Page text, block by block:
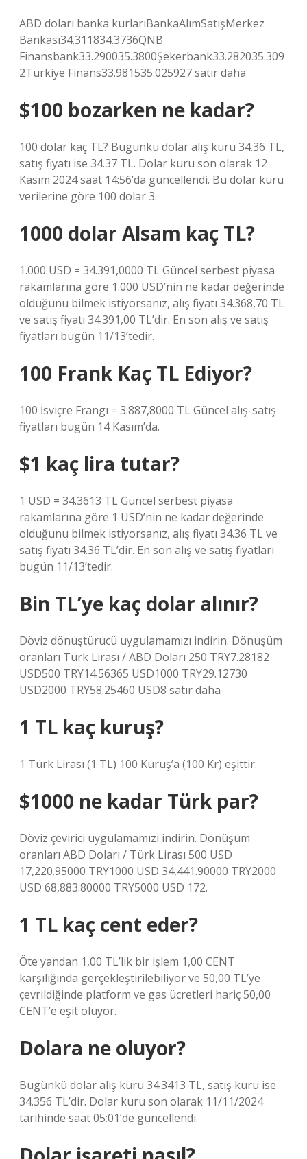
ABD doları banka kurlarıBankaAlımSatışMerkez
Bankası34.311834.3736QNB
Finansbank33.290035.3800Şekerbank33.282035.309
2Türkiye Finans33.981535.025927 satır daha
$100 bozarken ne kadar?
100 dolar kaç TL? Bugünkü dolar alış kuru 34.36 TL,
satış fiyatı ise 34.37 TL. Dolar kuru son olarak 12
Kasım 2024 saat 14:56’da güncellendi. Bu dolar kuru
verilerine göre 100 dolar 3.
1000 dolar Alsam kaç TL?
1.000 USD = 34.391,0000 TL Güncel serbest piyasa
rakamlarına göre 1.000 USD’nin ne kadar değerinde
olduğunu bilmek istiyorsanız, alış fiyatı 34.368,70 TL
ve satış fiyatı 34.391,00 TL’dir. En son alış ve satış
fiyatları bugün 11/13’tedir.
100 Frank Kaç TL Ediyor?
100 İsviçre Frangı = 3.887,8000 TL Güncel alış-satış
fiyatları bugün 14 Kasım’da.
$1 kaç lira tutar?
1 USD = 34.3613 TL Güncel serbest piyasa
rakamlarına göre 1 USD’nin ne kadar değerinde
olduğunu bilmek istiyorsanız, alış fiyatı 34.36 TL ve
satış fiyatı 34.36 TL’dir. En son alış ve satış fiyatları
bugün 11/13’tedir.
Bin TL’ye kaç dolar alınır?
Döviz dönüştürücü uygulamamızı indirin. Dönüşüm
oranları Türk Lirası / ABD Doları 250 TRY7.28182
USD500 TRY14.56365 USD1000 TRY29.12730
USD2000 TRY58.25460 USD8 satır daha
1 TL kaç kuruş?
1 Türk Lirası (1 TL) 100 Kuruş’a (100 Kr) eşittir.
$1000 ne kadar Türk par?
Döviz çevirici uygulamamızı indirin. Dönüşüm
oranları ABD Doları / Türk Lirası 500 USD
17,220.95000 TRY1000 USD 34,441.90000 TRY2000
USD 68,883.80000 TRY5000 USD 172.
1 TL kaç cent eder?
Öte yandan 1,00 TL’lik bir işlem 1,00 CENT
karşılığında gerçekleştirilebiliyor ve 50,00 TL’ye
çevrildiğinde platform ve gas ücretleri hariç 50,00
CENT’e eşit oluyor.
Dolara ne oluyor?
Bugünkü dolar alış kuru 34.3413 TL, satış kuru ise
34.356 TL’dir. Dolar kuru son olarak 11/11/2024
tarihinde saat 05:01’de güncellendi.